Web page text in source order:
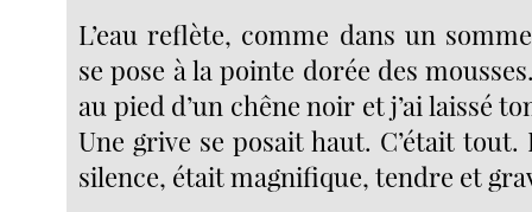
L’eau reflète, comme dans un
se pose à la pointe dorée des
au pied d’un chêne noir et j’ai laissé
Une grive se posait haut. C’était tout.
silence, était magnifique, tendre et